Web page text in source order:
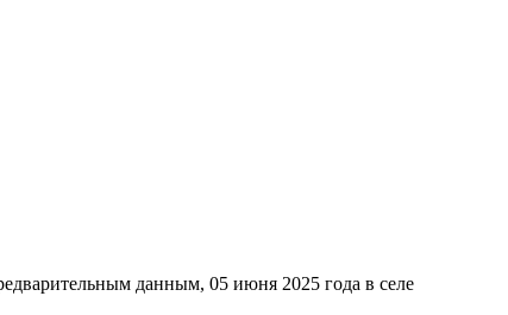
данным, 05 июня 2025 года в селе